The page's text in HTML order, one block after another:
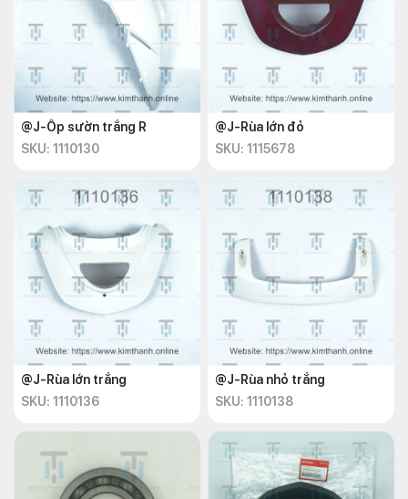
@J-Ốp sườn trắng R
SKU: 1110130
@J-Rùa lớn đỏ
SKU: 1115678
@J-Rùa lớn trắng
SKU: 1110136
@J-Rùa nhỏ trắng
SKU: 1110138